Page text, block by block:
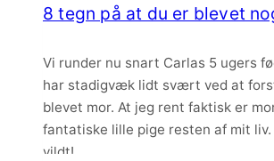
og
om
det
der
med
8 tegn på at du er blevet
Vi runder nu snart Carlas 5 ugers
har stadigvæk lidt svært ved at
blevet mor. At jeg rent faktisk er
fantatiske lille pige resten af mit
vildt!